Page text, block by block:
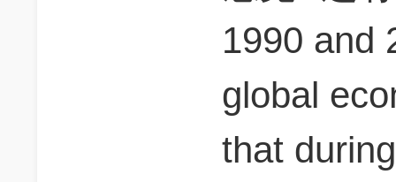
1990 and
global
that